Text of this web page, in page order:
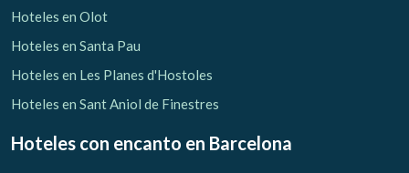
Hoteles en Olot
Hoteles en Santa Pau
Hoteles en Les Planes d'Hostoles
Hoteles en Sant Aniol de Finestres
Hoteles con encanto en Barcelona